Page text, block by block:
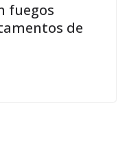
fuegos
de